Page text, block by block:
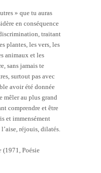
» que tu auras
en conséquence
traitant
plantes, les vers, les
animaux et les
sans jamais te
surtout pas avec
avoir été donnée
mêler au plus grand
comprendre et être
et immensément
réjouis, dilatés.
(1971, Poésie